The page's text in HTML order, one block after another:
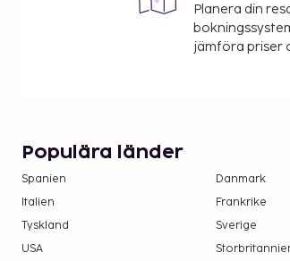
Planera din
jämföra priser
Populära länder
Spanien Danmark
Italien
Frankrike
Tyskland
Sverige
USA